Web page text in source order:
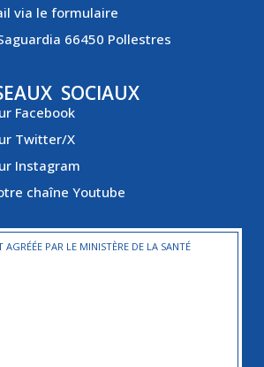
via le formulaire
66450 Pollestres
SOCIAUX
Facebook
Twitter/X
Instagram
chaîne Youtube
AGRÉÉE PAR LE MINISTÈRE DE LA SANTÉ